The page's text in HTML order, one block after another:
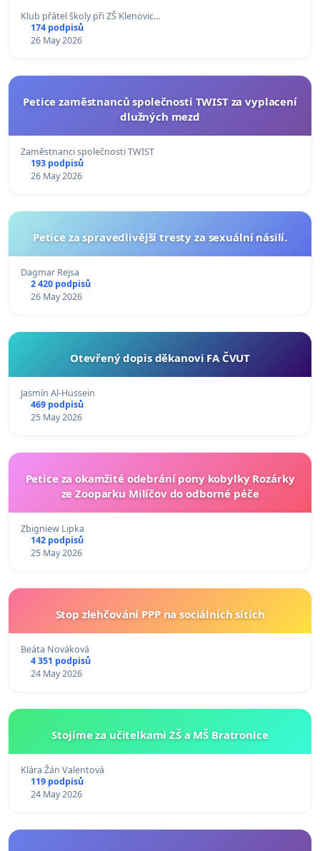
Klub přátel školy při ZŠ Klenovic…
174 podpisů
26 May 2026
Petice zaměstnanců společnosti TWIST za vyplacení
dlužných mezd
Zaměstnanci společnosti TWIST
193 podpisů
26 May 2026
Petice za spravedlivější tresty za sexuální násilí.
Dagmar Rejsa
2 420 podpisů
26 May 2026
Otevřený dopis děkanovi FA ČVUT
Jasmín Al-Hussein
469 podpisů
25 May 2026
Petice za okamžité odebrání pony kobylky Rozárky
ze Zooparku Milíčov do odborné péče
Zbigniew Lipka
142 podpisů
25 May 2026
Stop zlehčování PPP na sociálních sítích
Beáta Nováková
4 351 podpisů
24 May 2026
Stojíme za učitelkami ZŠ a MŠ Bratronice
Klára Žán Valentová
119 podpisů
24 May 2026